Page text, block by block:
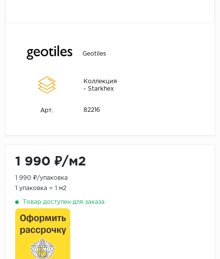
Geotiles
Коллекция
- Starkhex
Арт. 82216
1 990 ₽/м2
1 990 ₽/упаковка
1 упаковка = 1 м2
Товар доступен для заказа